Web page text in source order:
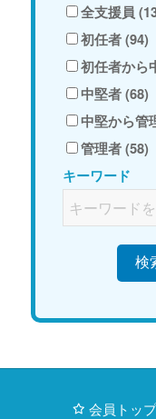
全支援員
初任者 (94)
初任者から
中堅者 (68)
中堅から管
管理者 (58)
キーワード
検
会員トップ